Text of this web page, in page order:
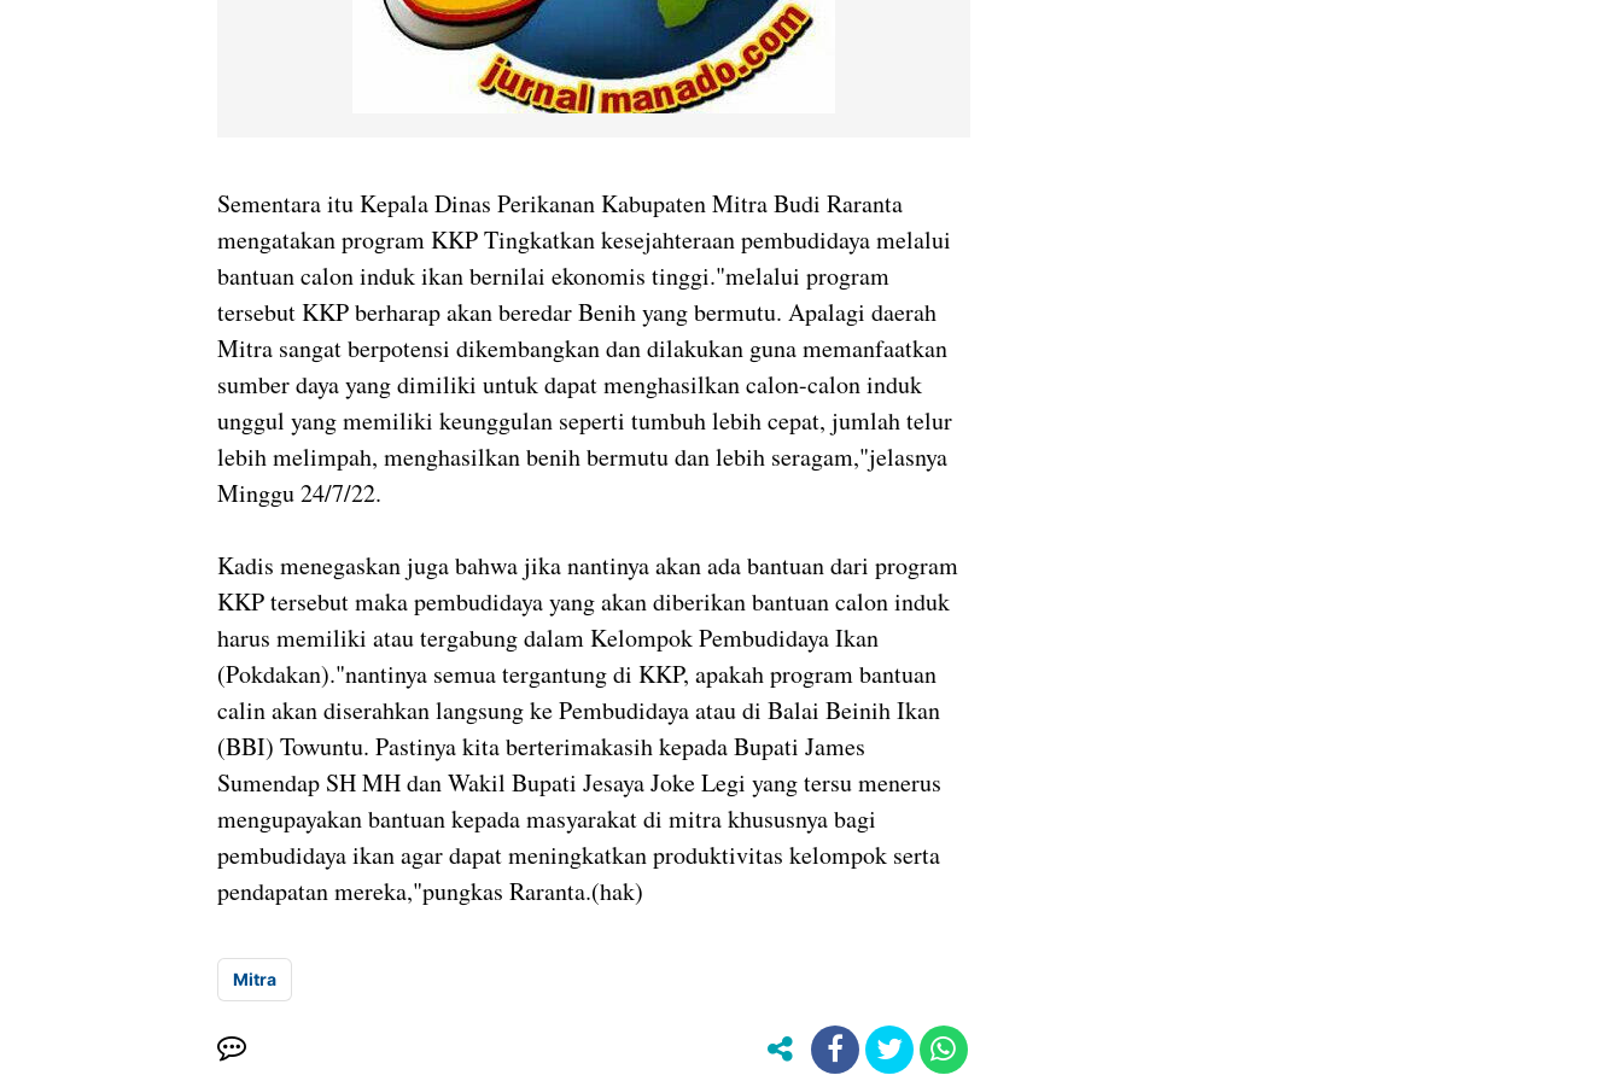
Sementara itu Kepala Dinas Perikanan Kabupaten Mitra Budi Raranta
mengatakan program KKP Tingkatkan kesejahteraan pembudidaya melalui
bantuan calon induk ikan bernilai ekonomis tinggi."melalui program
tersebut KKP berharap akan beredar Benih yang bermutu. Apalagi daerah
Mitra sangat berpotensi dikembangkan dan dilakukan guna memanfaatkan
sumber daya yang dimiliki untuk dapat menghasilkan calon-calon induk
unggul yang memiliki keunggulan seperti tumbuh lebih cepat, jumlah telur
lebih melimpah, menghasilkan benih bermutu dan lebih seragam,"jelasnya
Minggu 24/7/22.
Kadis menegaskan juga bahwa jika nantinya akan ada bantuan dari program
KKP tersebut maka pembudidaya yang akan diberikan bantuan calon induk
harus memiliki atau tergabung dalam Kelompok Pembudidaya Ikan
(Pokdakan)."nantinya semua tergantung di KKP, apakah program bantuan
calin akan diserahkan langsung ke Pembudidaya atau di Balai Beinih Ikan
(BBI) Towuntu. Pastinya kita berterimakasih kepada Bupati James
Sumendap SH MH dan Wakil Bupati Jesaya Joke Legi yang tersu menerus
mengupayakan bantuan kepada masyarakat di mitra khususnya bagi
pembudidaya ikan agar dapat meningkatkan produktivitas kelompok serta
pendapatan mereka,"pungkas Raranta.(hak)
Mitra